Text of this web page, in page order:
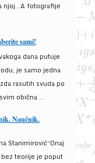
njoj…A fotografije
sami!
dana putuje
je samo jedna
rasutih svuda po
obična ...
Naučnik.
Stanimirović“Onaj
teorije je poput